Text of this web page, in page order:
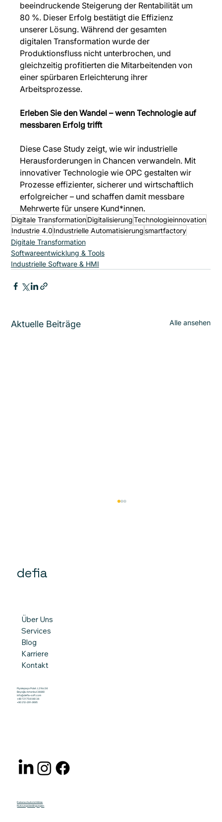
beeindruckende Steigerung der Rentabilität um
80 %. Dieser Erfolg bestätigt die Effizienz
unserer Lösung. Während der gesamten
digitalen Transformation wurde der
Produktionsfluss nicht unterbrochen, und
gleichzeitig profitierten die Mitarbeitenden von
einer spürbaren Erleichterung ihrer
Arbeitsprozesse.
Erleben Sie den Wandel – wenn Technologie auf
messbaren Erfolg trifft
Diese Case Study zeigt, wie wir industrielle
Herausforderungen in Chancen verwandeln. Mit
innovativer Technologie wie OPC gestalten wir
Prozesse effizienter, sicherer und wirtschaftlich
erfolgreicher – und schaffen damit messbare
Mehrwerte für unsere Kund*innen.
Digitale TransformationDigitalisierungTechnologieinnovation
Industrie 4.0 Industrielle Automatisierung smartfactory
Digitale Transformation
Softwareentwicklung & Tools
Industrielle Software & HMI
Aktuelle Beiträge Alle ansehen
Maßgeschneiderte Softwarelösung
für mehr Effizienz in der
defia
Über Uns
Services
Blog
Karriere
Kontakt
Piyalepaşa Polat. L2 No:34
Beyoğlu-Istanbul 34440
info@defia-soft.com
+49 721 754 040 34
+90 212-291-3695
Datenschutzrichtlinie
Nutzungsbedingungen